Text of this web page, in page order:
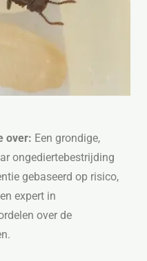
over: Een grondige,
ongediertebestrijding
gebaseerd op risico,
expert in
over de